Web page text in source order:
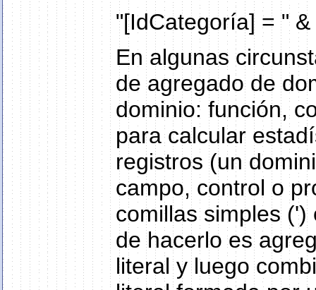
"[IdCategoría] = "
En algunas
de agregado de
dominio: función,
para calcular
registros (un
campo, control o
comillas simples
de hacerlo es
literal y luego